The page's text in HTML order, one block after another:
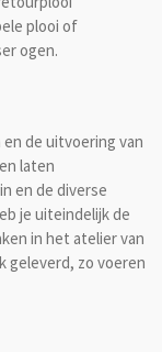
plooi of
ogen.
de uitvoering van
laten
en de diverse
je uiteindelijk de
in het atelier van
geleverd, zo voeren